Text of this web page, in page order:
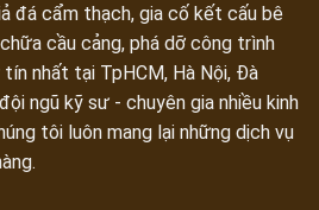
đá cẩm thạch, gia cố kết cấu bê
cầu cảng, phá dỡ công trình
nhất tại TpHCM, Hà Nội, Đà
ngũ kỹ sư - chuyên gia nhiều kinh
tôi luôn mang lại những dịch vụ